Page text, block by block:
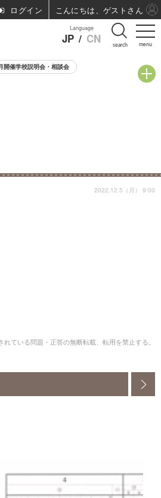
menu
Language
JP / CN search
開催学校説明会・相談会
2022.12.5（月） 9:00
ている問題・正答の無断転載、転用を禁止する。
ログイン こんにちは、ゲストさん